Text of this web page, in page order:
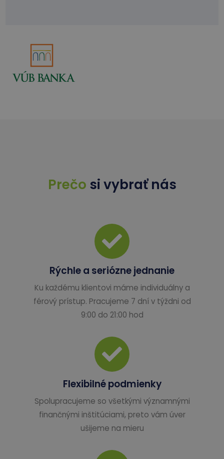
Prečo si vybrať nás
Rýchle a seriózne jednanie
Ku každému klientovi máme individuálny a
férový prístup. Pracujeme 7 dní v týždni od
9:00 do 21:00 hod
Flexibilné podmienky
Spolupracujeme so všetkými významnými
finančnými inštitúciami, preto vám úver
ušijeme na mieru